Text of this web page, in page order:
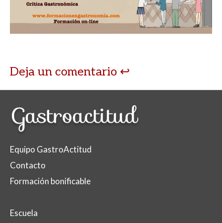
Deja un comentario
Equipo GastroActitud
Contacto
Formación bonificable
Escuela